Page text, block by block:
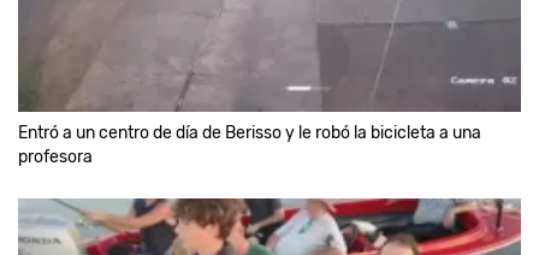
Entró a un centro de día de Berisso y le robó la bicicleta a una
profesora